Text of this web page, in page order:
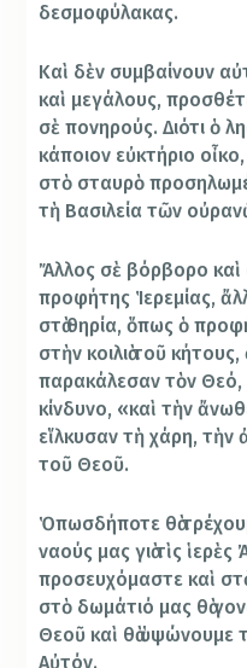
δεσμοφύλακας.
Καὶ δὲν συμβαίνουν
καὶ μεγάλους,
σὲ πονηρούς. Διότι ὁ
κάποιον εὐκτήριο
στὸ σταυρὸ
τὴ Βασιλεία τῶν
Ἄλλος σὲ βόρβορο
προφήτης Ἱερεμίας,
στὰ θηρία, ὅπως ὁ
στὴν κοιλιὰ τοῦ
παρακάλεσαν τὸν
κίνδυνο, «καὶ τὴν
εἵλκυσαν τὴ χάρη, τὴν
τοῦ Θεοῦ.
Ὁπωσδήποτε θὰ
ναούς μας γιὰ τὶς ἱερὲς
προσευχόμαστε καὶ
στὸ δωμάτιό μας θὰ
Θεοῦ καὶ θὰ ὑψώνουμε
Αὐτόν.